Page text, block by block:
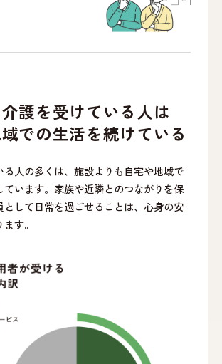
護を受けている人は
での生活を続けている
る人の多くは、施設よりも自宅や地域で
ています。家族や近隣とのつながりを保
として日常を過ごせることは、心身の安
す。